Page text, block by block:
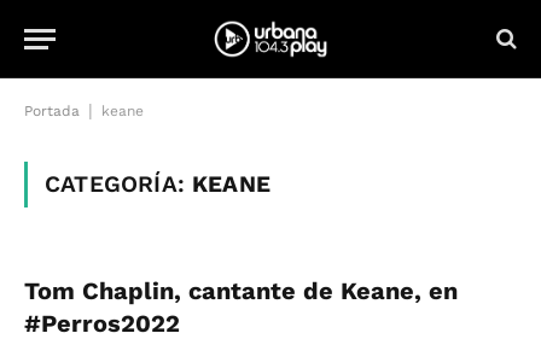
Portada keane
CATEGORÍA: KEANE
Tom Chaplin, cantante de Keane, en
#Perros2022